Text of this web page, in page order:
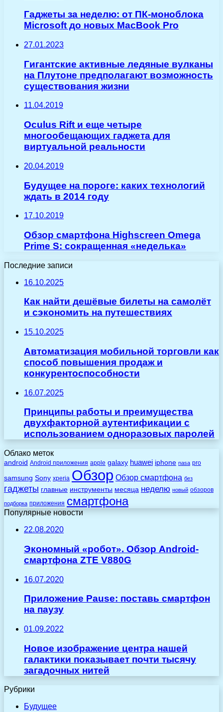
Гаджеты за неделю: от ПК-моноблока
Microsoft до новых MacBook Pro
27.01.2023
Гигантские активные ледяные вулканы
на Плутоне предполагают возможность
существования жизни
11.04.2019
Oculus Rift и еще четыре
многообещающих гаджета для
виртуальной реальности
20.04.2019
Будущее на пороге: каких технологий
ждать в 2014 году
17.10.2019
Обзор смартфона Highscreen Omega
Prime S: сокращенная «неделька»
Последние записи
16.10.2025
Как найти дешёвые билеты на самолёт
и сэкономить на путешествиях
15.10.2025
Автоматизация мобильной торговли как
способ повышения продаж и
конкурентоспособности
16.07.2025
Принципы работы и преимущества
двухфакторной аутентификации с
использованием одноразовых паролей
Облако меток
android Android приложения apple galaxy huawei iphone nasa pro
samsung Sony xperia Обзор Обзор смартфона без
гаджеты главные инструменты месяца неделю новый обзоров
подборка приложения смартфона
Популярные новости
22.08.2020
Экономный «робот». Обзор Android-
смартфона ZTE V880G
16.07.2020
Приложение Pause: поставь смартфон
на паузу
01.09.2022
Новое изображение центра нашей
галактики показывает почти тысячу
загадочных нитей
Рубрики
Будущее